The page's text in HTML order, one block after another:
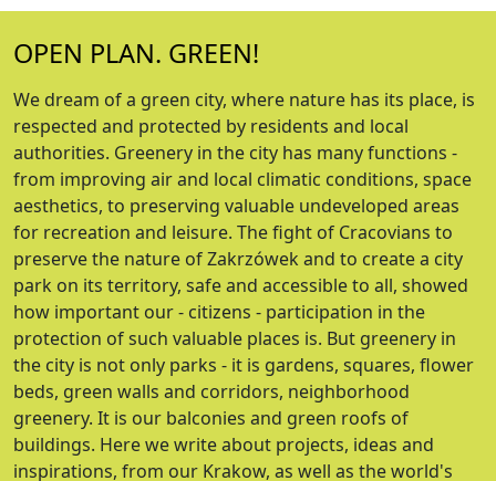
OPEN PLAN. GREEN!
We dream of a green city, where nature has its place, is
respected and protected by residents and local
authorities. Greenery in the city has many functions -
from improving air and local climatic conditions, space
aesthetics, to preserving valuable undeveloped areas
for recreation and leisure. The fight of Cracovians to
preserve the nature of Zakrzówek and to create a city
park on its territory, safe and accessible to all, showed
how important our - citizens - participation in the
protection of such valuable places is. But greenery in
the city is not only parks - it is gardens, squares, flower
beds, green walls and corridors, neighborhood
greenery. It is our balconies and green roofs of
buildings. Here we write about projects, ideas and
inspirations, from our Krakow, as well as the world's